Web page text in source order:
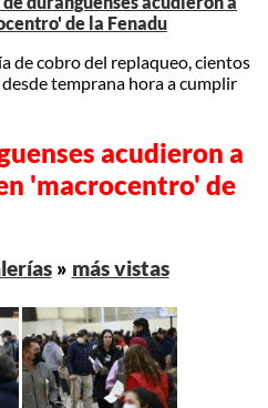
de la Fenadu
de cobro del replaqueo, cientos
temprana hora a cumplir
acudieron a
'macrocentro' de
» más vistas